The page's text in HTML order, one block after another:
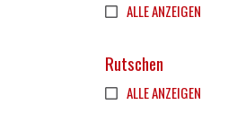
ALLE ANZEIGEN
Rutschen
ALLE ANZEIGEN